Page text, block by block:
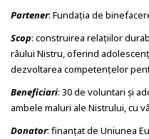
Partener: Fundația de
Scop: construirea relațiilor
râului Nistru, oferind
dezvoltarea competențelor
Beneficiari: 30 de voluntari și
ambele maluri ale Nistrului, cu
Donator: finanțat de Uniunea